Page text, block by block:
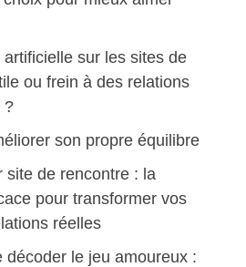
artificielle sur les sites de
ou frein à des relations
?
son propre équilibre
site de rencontre : la
pour transformer vos
réelles
décoder le jeu amoureux :